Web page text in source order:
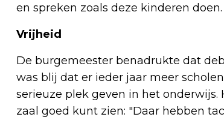
en spreken zoals deze kinderen
Vrijheid
De burgemeester benadrukte dat
was blij dat er ieder jaar meer
serieuze plek geven in het
zaal goed kunt zien: "Daar hebben